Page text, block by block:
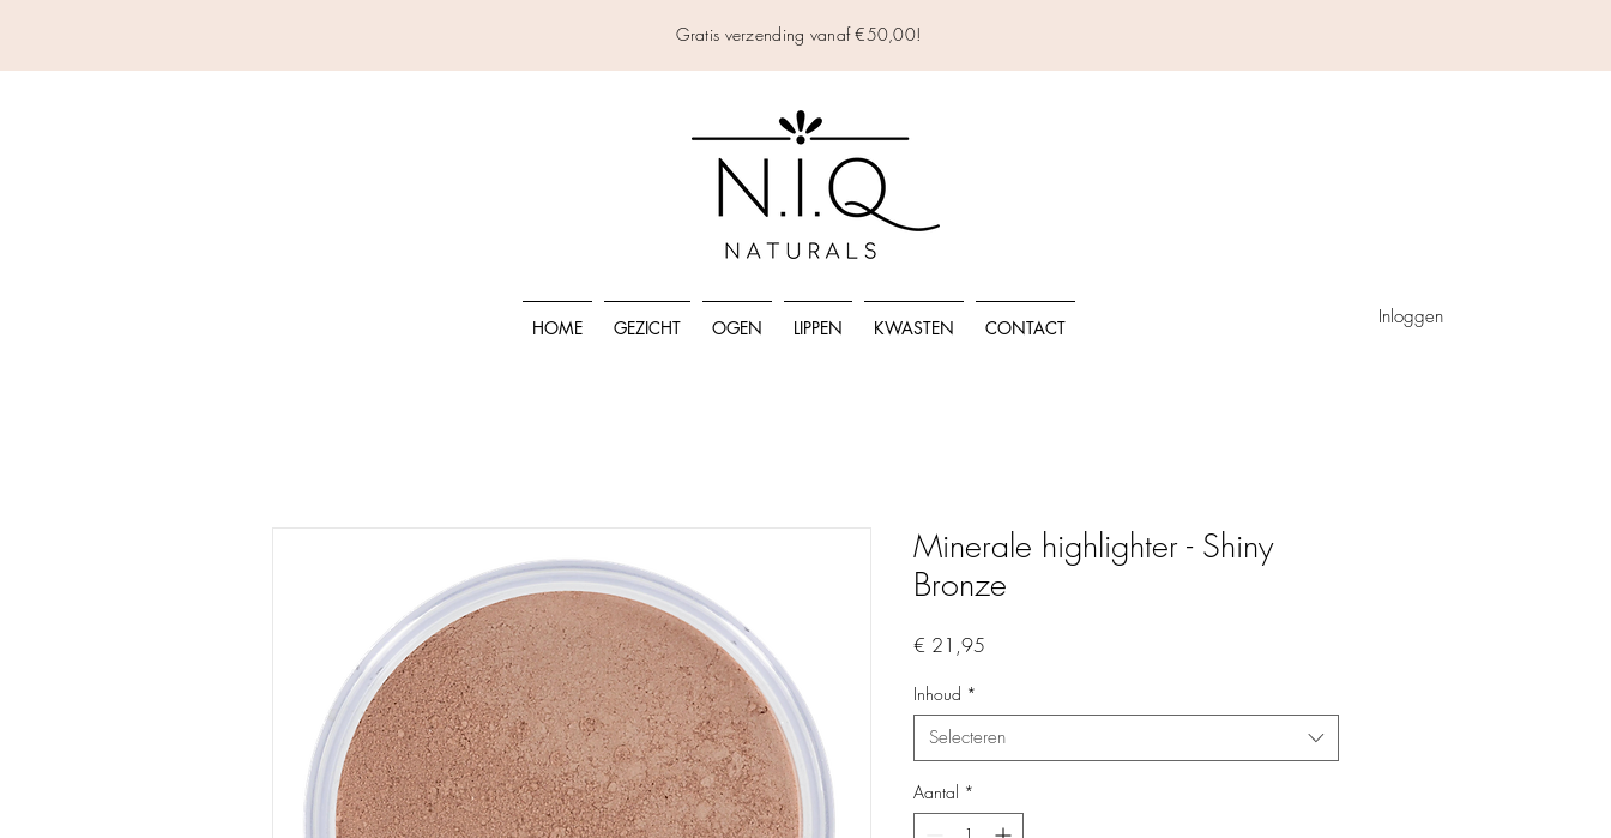
Gratis verzending vanaf €50,00!
HOME GEZICHT OGEN LIPPEN KWASTEN CONTACT Inloggen
Minerale highlighter - Shiny
Bronze
€ 21,95
Inhoud *
Selecteren
Aantal *